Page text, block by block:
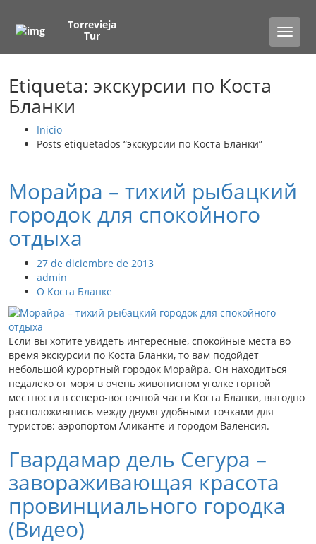
Toggle
Torrevieja
Tur
Etiqueta: экскурсии по Коста
Бланки
Inicio
Posts etiquetados “экскурсии по Коста Бланки”
Морайра – тихий рыбацкий
городок для спокойного
отдыха
27 de diciembre de 2013
admin
О Коста Бланке
Если вы хотите увидеть интересные, спокойные места во
время экскурсии по Коста Бланки, то вам подойдет
небольшой курортный городок Морайра. Он находиться
недалеко от моря в очень живописном уголке горной
местности в северо-восточной части Коста Бланки, выгодно
расположившись между двумя удобными точками для
туристов: аэропортом Аликанте и городом Валенсия.
Гвардамар дель Сегура –
завораживающая красота
провинциального городка
(Видео)